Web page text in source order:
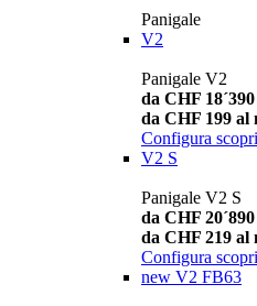
Panigale
V2
Panigale V2
da CHF 18´390
da CHF 199 al
Configura
V2 S
Panigale V2 S
da CHF 20´890
da CHF 219 al
Configura
new V2 FB63